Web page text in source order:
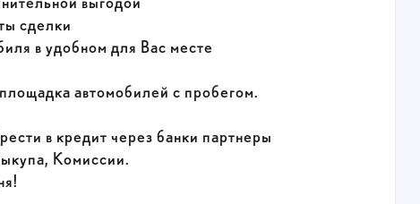
выгодой
сделки
в удобном для Вас месте
автомобилей с пробегом.
в кредит через банки партнеры
Комиссии.